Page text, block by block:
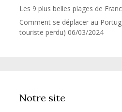
Les 9 plus belles plages de
Comment se déplacer au
touriste perdu) 06/03/2024
Notre site